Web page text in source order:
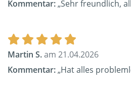
Kommentar:„Sehr freundlich,
Martin S.am 21.04.2026
Kommentar:„Hat alles